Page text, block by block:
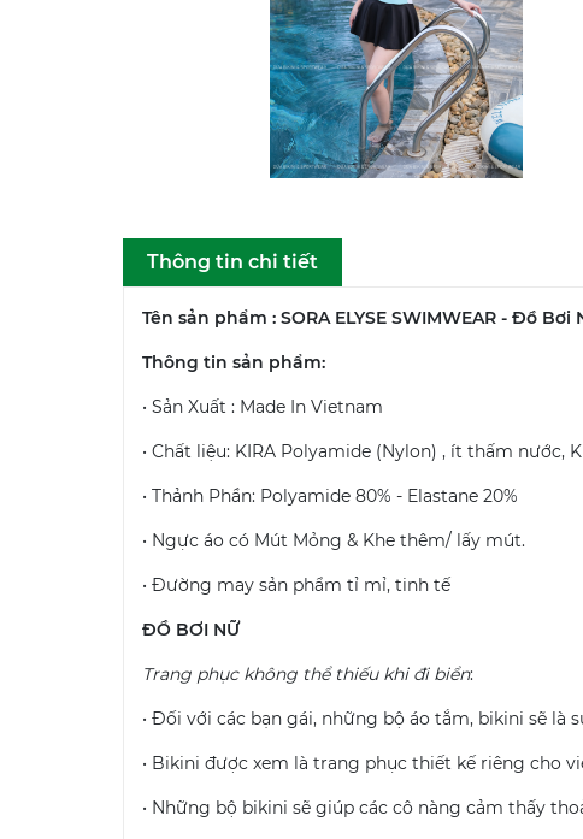
Thông tin chi tiết
Tên sản phẩm : SORA ELYSE SWIMWEAR - Đồ
Thông tin sản phẩm:
• Sản Xuất : Made In Vietnam
• Chất liệu: KIRA Polyamide (Nylon) , ít thấm nước,
• Thảnh Phần: Polyamide 80% - Elastane 20%
• Ngực áo có Mút Mỏng & Khe thêm/ lấy mút.
• Đường may sản phẩm tỉ mỉ, tinh tế
ĐỒ BƠI NỮ
Trang phục không thể thiếu khi đi biển:
• Đối với các bạn gái, những bộ áo tắm, bikini sẽ là
• Bikini được xem là trang phục thiết kế riêng cho
• Những bộ bikini sẽ giúp các cô nàng cảm thấy